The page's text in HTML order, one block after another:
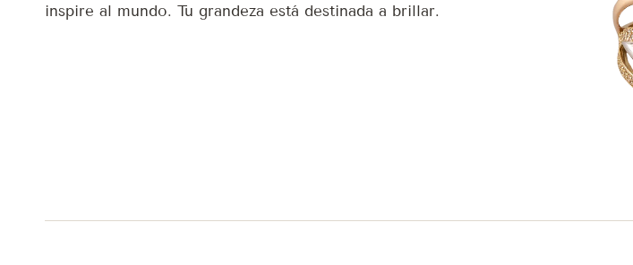
inspire al mundo. Tu grandeza está destinada a brillar.